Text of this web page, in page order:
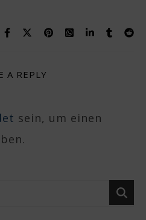
A REPLY
sein, um einen